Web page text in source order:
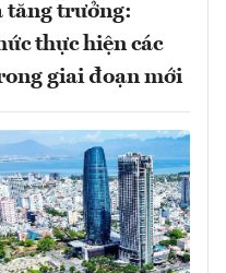
tăng trưởng:
thực hiện các
giai đoạn mới